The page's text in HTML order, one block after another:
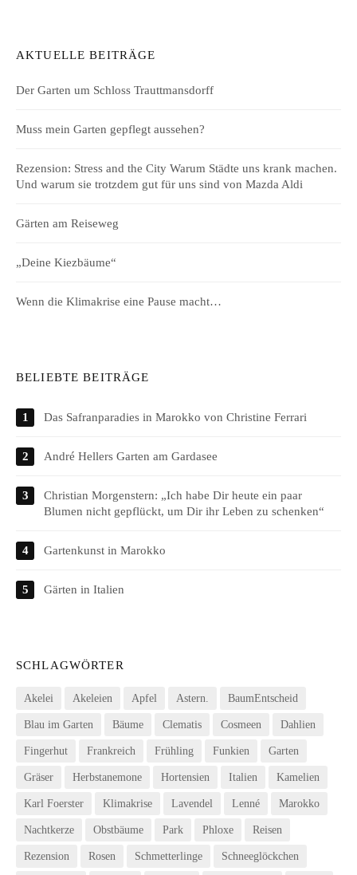
AKTUELLE BEITRÄGE
Der Garten um Schloss Trauttmansdorff
Muss mein Garten gepflegt aussehen?
Rezension: Stress and the City Warum Städte uns krank machen.
Und warum sie trotzdem gut für uns sind von Mazda Aldi
Gärten am Reiseweg
„Deine Kiezbäume“
Wenn die Klimakrise eine Pause macht…
BELIEBTE BEITRÄGE
Das Safranparadies in Marokko von Christine Ferrari
André Hellers Garten am Gardasee
Christian Morgenstern: „Ich habe Dir heute ein paar
Blumen nicht gepflückt, um Dir ihr Leben zu schenken“
Gartenkunst in Marokko
Gärten in Italien
SCHLAGWÖRTER
Akelei Akeleien Apfel Astern. BaumEntscheid
Blau im Garten Bäume Clematis Cosmeen Dahlien
Fingerhut Frankreich Frühling Funkien Garten
Gräser Herbstanemone Hortensien Italien Kamelien
Karl Foerster Klimakrise Lavendel Lenné Marokko
Nachtkerze Obstbäume Park Phloxe Reisen
Rezension Rosen Schmetterlinge Schneeglöckchen